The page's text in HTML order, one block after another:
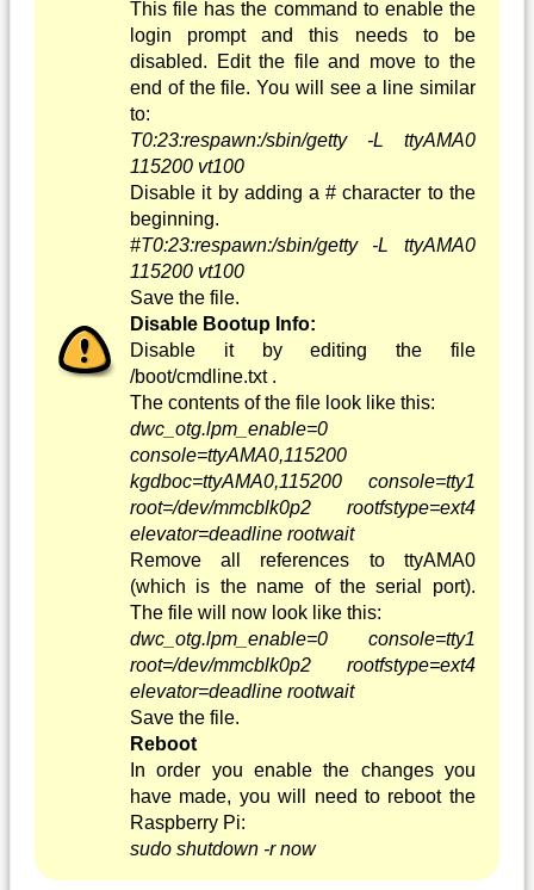
This file has the command to enable the
login prompt and this needs to be
disabled. Edit the file and move to the
end of the file. You will see a line similar
to:
T0:23:respawn:/sbin/getty -L ttyAMA0
115200 vt100
Disable it by adding a # character to the
beginning.
#T0:23:respawn:/sbin/getty -L ttyAMA0
115200 vt100
Save the file.
Disable Bootup Info:
Disable it by editing the file
/boot/cmdline.txt .
The contents of the file look like this:
dwc_otg.lpm_enable=0
console=ttyAMA0,115200
kgdboc=ttyAMA0,115200 console=tty1
root=/dev/mmcblk0p2 rootfstype=ext4
elevator=deadline rootwait
Remove all references to ttyAMA0
(which is the name of the serial port).
The file will now look like this:
dwc_otg.lpm_enable=0 console=tty1
root=/dev/mmcblk0p2 rootfstype=ext4
elevator=deadline rootwait
Save the file.
Reboot
In order you enable the changes you
have made, you will need to reboot the
Raspberry Pi:
sudo shutdown -r now